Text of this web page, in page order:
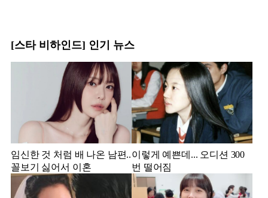
[스타 비하인드] 인기 뉴스
임신한 것 처럼 배 나온 남편..
꼴보기 싫어서 이혼
이렇게 예쁜데... 오디션 300
번 떨어짐